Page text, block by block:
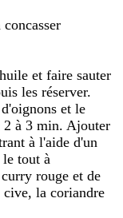
et faire sauter
les réserver.
et le
2 à 3 min. Ajouter
à l'aide d'un
tout à
rouge et de
la coriandre